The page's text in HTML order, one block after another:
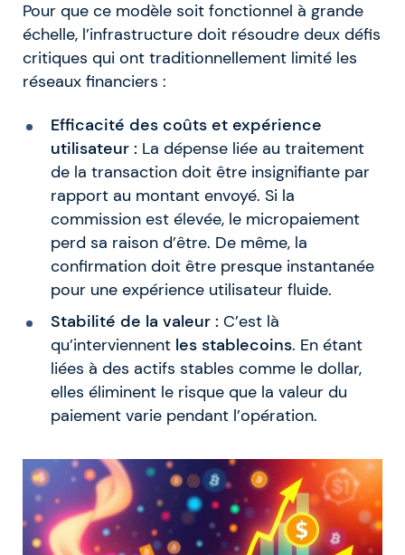
Pour que ce modèle soit fonctionnel à grande
échelle, l’infrastructure doit résoudre deux défis
critiques qui ont traditionnellement limité les
réseaux financiers :
Efficacité des coûts et expérience
utilisateur : La dépense liée au traitement
de la transaction doit être insignifiante par
rapport au montant envoyé. Si la
commission est élevée, le micropaiement
perd sa raison d’être. De même, la
confirmation doit être presque instantanée
pour une expérience utilisateur fluide.
Stabilité de la valeur : C’est là
qu’interviennent les stablecoins. En étant
liées à des actifs stables comme le dollar,
elles éliminent le risque que la valeur du
paiement varie pendant l’opération.